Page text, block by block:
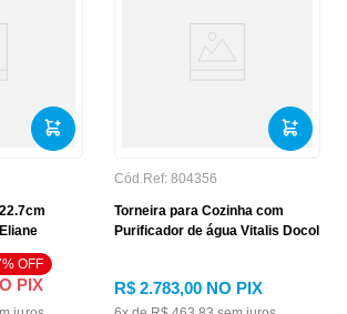
% OFF
PIX
Cód.Ref: 804356
Torneira para Cozinha com
Purificador de água Vitalis Docol
R$ 2.783,00 NO PIX